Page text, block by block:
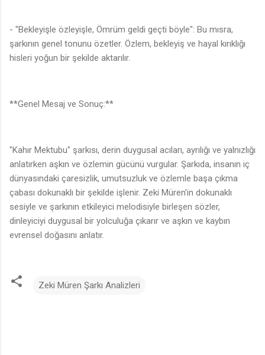
- "Bekleyişle özleyişle, Ömrüm geldi geçti böyle": Bu mısra,
şarkının genel tonunu özetler. Özlem, bekleyiş ve hayal kırıklığı
hisleri yoğun bir şekilde aktarılır.
**Genel Mesaj ve Sonuç:**
"Kahır Mektubu" şarkısı, derin duygusal acıları, ayrılığı ve yalnızlığı
anlatırken aşkın ve özlemin gücünü vurgular. Şarkıda, insanın iç
dünyasındaki çaresizlik, umutsuzluk ve özlemle başa çıkma
çabası dokunaklı bir şekilde işlenir. Zeki Müren'in dokunaklı
sesiyle ve şarkının etkileyici melodisiyle birleşen sözler,
dinleyiciyi duygusal bir yolculuğa çıkarır ve aşkın ve kaybın
evrensel doğasını anlatır.
Zeki Müren Şarkı Analizleri